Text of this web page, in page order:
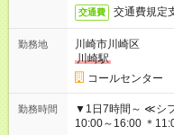
交通費 交通費規定
勤務地
川崎市川崎区
川崎駅
コールセンター
勤務時間
▼1日7時間～ ≪シフト例≫ ＊09:00～15:00 ＊09:00～17:00 ＊
10:00～16:00 ＊